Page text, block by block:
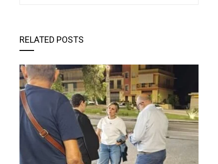
RELATED POSTS